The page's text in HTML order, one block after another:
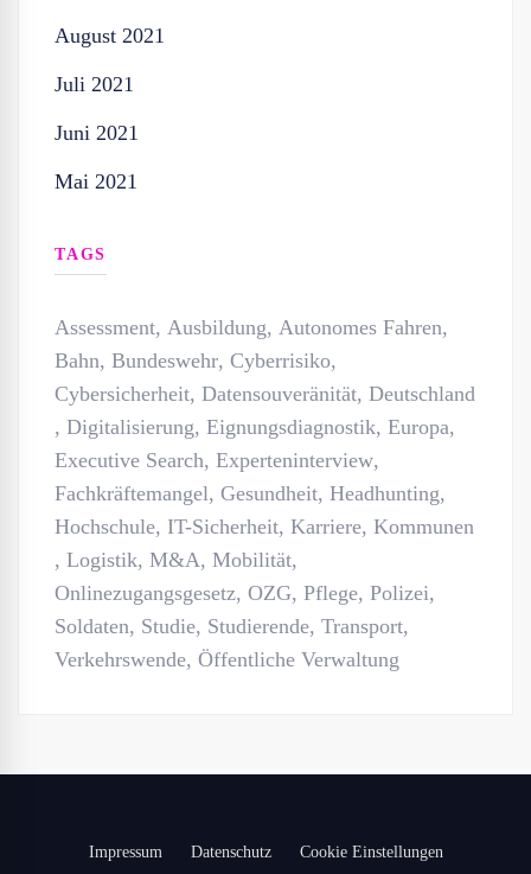
August 2021
Juli 2021
Juni 2021
Mai 2021
TAGS
Assessment, Ausbildung, Autonomes Fahren,
Bahn, Bundeswehr, Cyberrisiko,
Cybersicherheit, Datensouveränität, Deutschland
, Digitalisierung, Eignungsdiagnostik, Europa,
Executive Search, Experteninterview,
Fachkräftemangel, Gesundheit, Headhunting,
Hochschule, IT-Sicherheit, Karriere, Kommunen
, Logistik, M&A, Mobilität,
Onlinezugangsgesetz, OZG, Pflege, Polizei,
Soldaten, Studie, Studierende, Transport,
Verkehrswende, Öffentliche Verwaltung
Impressum Datenschutz Cookie Einstellungen